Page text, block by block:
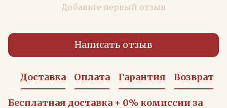
Добавьте первый отзыв
Написать отзыв
Доставка Оплата Гарантия Возврат
Бесплатная доставка + 0% комиссии за